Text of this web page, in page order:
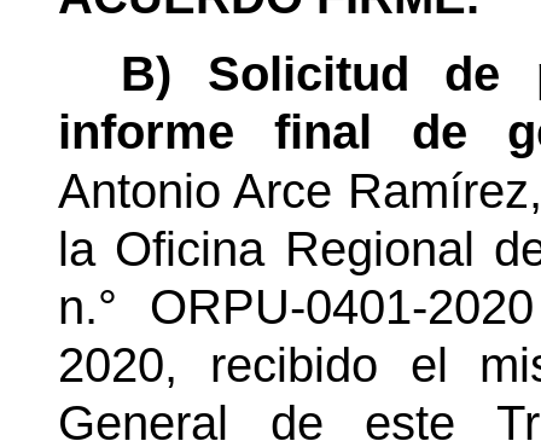
B) Solicitud de
informe final de
Antonio Arce
la Oficina Regional
n.° ORPU-0401-
2020, recibido el
General de este